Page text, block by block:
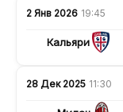
2 Янв 2026 19:45
Кальяри
28 Дек 2025 11:30